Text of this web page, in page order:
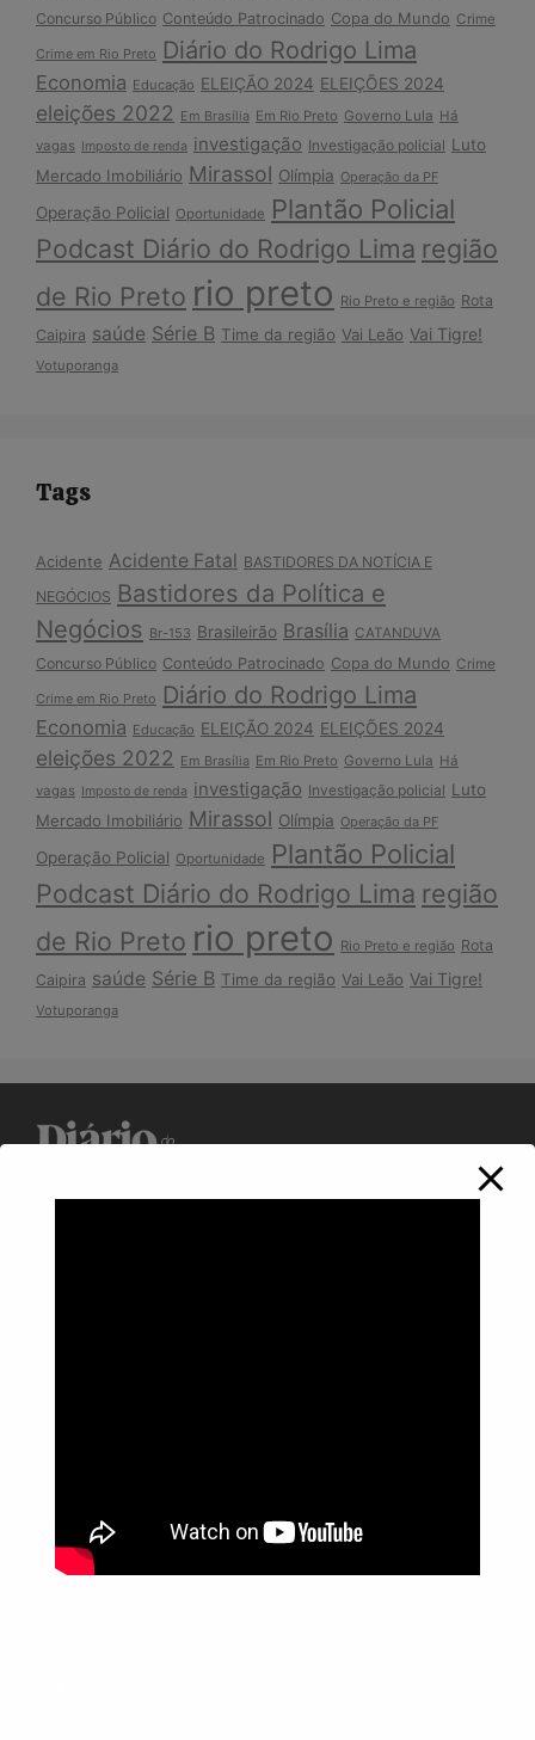
Concurso Público Conteúdo Patrocinado Copa do Mundo Crime
Crime em Rio Preto Diário do Rodrigo Lima
Economia Educação ELEIÇÃO 2024 ELEIÇÕES 2024
eleições 2022 Em Brasília Em Rio Preto Governo Lula Há
vagas Imposto de renda investigação Investigação policial Luto
Mercado Imobiliário Mirassol Olímpia Operação da PF
Operação Policial Oportunidade Plantão Policial
Podcast Diário do Rodrigo Lima região
de Rio Preto rio preto Rio Preto e região Rota
Caipira saúde Série B Time da região Vai Leão Vai Tigre!
Votuporanga
Tags
Acidente Acidente Fatal BASTIDORES DA NOTÍCIA E
NEGÓCIOS Bastidores da Política e
Negócios Br-153 Brasileirão Brasília CATANDUVA
Concurso Público Conteúdo Patrocinado Copa do Mundo Crime
Crime em Rio Preto Diário do Rodrigo Lima
Economia Educação ELEIÇÃO 2024 ELEIÇÕES 2024
eleições 2022 Em Brasília Em Rio Preto Governo Lula Há
vagas Imposto de renda investigação Investigação policial Luto
Mercado Imobiliário Mirassol Olímpia Operação da PF
Operação Policial Oportunidade Plantão Policial
Podcast Diário do Rodrigo Lima região
de Rio Preto rio preto Rio Preto e região Rota
Caipira saúde Série B Time da região Vai Leão Vai Tigre!
Votuporanga
WhatsApp: (17) 99268-0565